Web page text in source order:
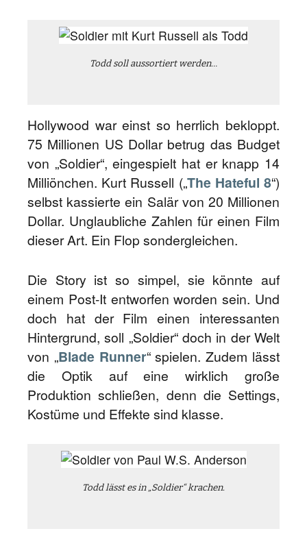
Todd soll aussortiert werden…
Hollywood war einst so herrlich bekloppt.
75 Millionen US Dollar betrug das Budget
von „Soldier“, eingespielt hat er knapp 14
Milliönchen. Kurt Russell („The Hateful 8“)
selbst kassierte ein Salär von 20 Millionen
Dollar. Unglaubliche Zahlen für einen Film
dieser Art. Ein Flop sondergleichen.
Die Story ist so simpel, sie könnte auf
einem Post-It entworfen worden sein. Und
doch hat der Film einen interessanten
Hintergrund, soll „Soldier“ doch in der Welt
von „Blade Runner“ spielen. Zudem lässt
die Optik auf eine wirklich große
Produktion schließen, denn die Settings,
Kostüme und Effekte sind klasse.
Todd lässt es in „Soldier“ krachen.